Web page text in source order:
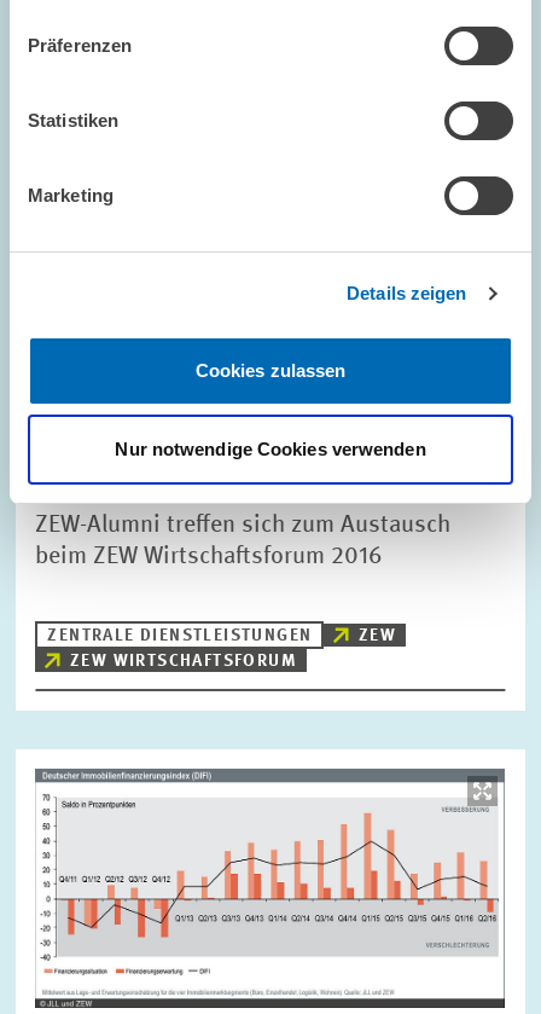
Präferenzen
Statistiken
Marketing
Details zeigen
Cookies zulassen
Nur notwendige Cookies verwenden
in
vergrößerter
VERANSTALTUNGSREIHEN // 06.07.2016
ZEW-Alumni treffen sich zum Austausch
beim ZEW Wirtschaftsforum 2016
ZENTRALE DIENSTLEISTUNGEN
ZEW
ZEW WIRTSCHAFTSFORUM
Bild
öffnet
in
vergrößerter
Ansicht